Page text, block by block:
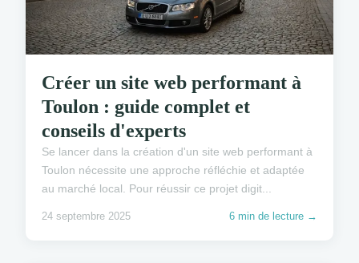
Créer un site web performant à
Toulon : guide complet et
conseils d'experts
Se lancer dans la création d'un site web performant à
Toulon nécessite une approche réfléchie et adaptée
au marché local. Pour réussir ce projet digit...
24 septembre 2025 6 min de lecture →